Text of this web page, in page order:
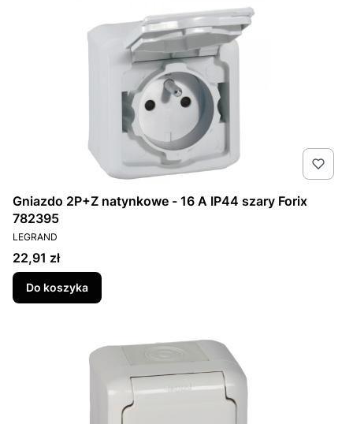
Gniazdo 2P+Z natynkowe - 16 A IP44 szary Forix
782395
PRODUCENT
LEGRAND
Cena
22,91 zł
Do koszyka